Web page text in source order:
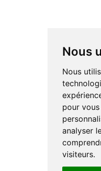
Nous
Nous
pour
analyser
visiteurs.